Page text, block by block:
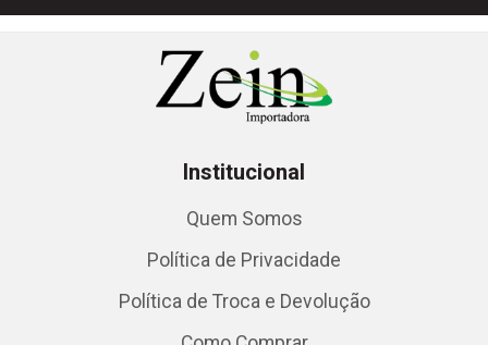
Institucional
Quem Somos
Política de Privacidade
Política de Troca e Devolução